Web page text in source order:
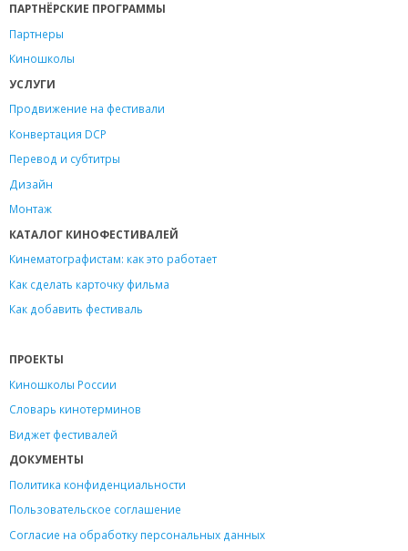
ПАРТНЁРСКИЕ ПРОГРАММЫ
Партнеры
Киношколы
УСЛУГИ
Продвижение на фестивали
Конвертация DCP
Перевод и субтитры
Дизайн
Монтаж
КАТАЛОГ КИНОФЕСТИВАЛЕЙ
Кинематографистам: как это работает
Как сделать карточку фильма
Как добавить фестиваль
ПРОЕКТЫ
Киношколы России
Словарь кинотерминов
Виджет фестивалей
ДОКУМЕНТЫ
Политика конфиденциальности
Пользовательское соглашение
Согласие на обработку персональных данных